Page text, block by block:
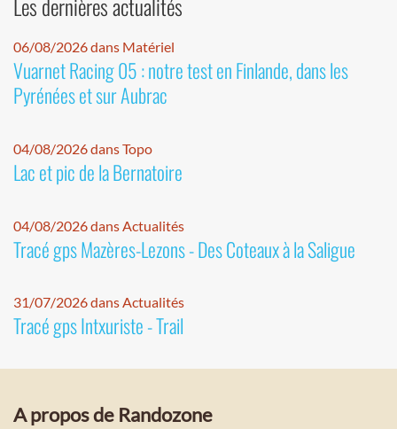
06/08/2026 dans Matériel
Vuarnet Racing 05 : notre test en Finlande, dans les
Pyrénées et sur Aubrac
04/08/2026 dans Topo
Lac et pic de la Bernatoire
04/08/2026 dans Actualités
Tracé gps Mazères-Lezons - Des Coteaux à la Saligue
31/07/2026 dans Actualités
Tracé gps Intxuriste - Trail
A propos de Randozone